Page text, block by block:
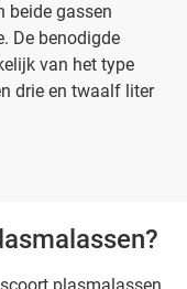
beide gassen
De benodigde
van het type
drie en twaalf liter